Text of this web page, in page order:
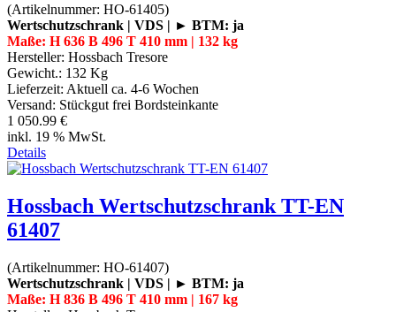
(Artikelnummer: HO-61405)
Wertschutzschrank | VDS | ► BTM: ja
Maße: H 636 B 496 T 410 mm | 132 kg
Hersteller: Hossbach Tresore
Gewicht.: 132 Kg
Lieferzeit: Aktuell ca. 4-6 Wochen
Versand: Stückgut frei Bordsteinkante
1 050.99 €
inkl. 19 % MwSt.
Details
Hossbach Wertschutzschrank TT-EN
61407
(Artikelnummer: HO-61407)
Wertschutzschrank | VDS | ► BTM: ja
Maße: H 836 B 496 T 410 mm | 167 kg